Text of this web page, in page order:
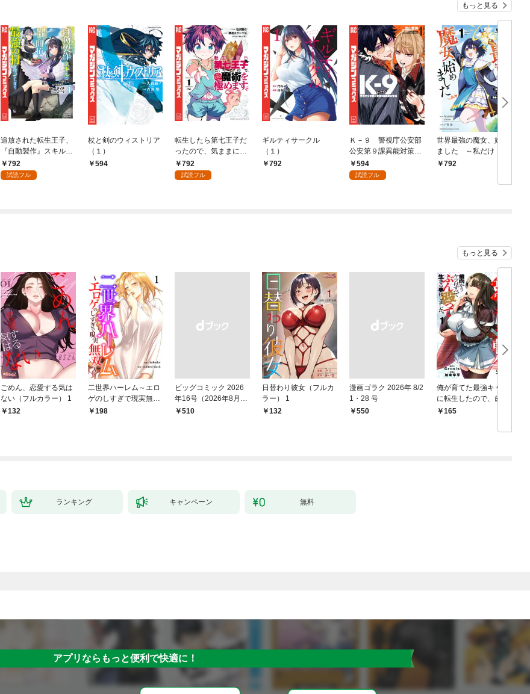
もっと見る
追放された転生王子、
『自動製作』スキルで
領地を爆速で開拓し最
強の村を作ってしまう
792
試読フル
杖と剣のウィストリア
（１）
594
転生したら第七王子だ
ったので、気ままに魔
術を極めます（１）
792
試読フル
ギルティサークル
（１）
792
Ｋ－９ 警視庁公安部
公安第９課異能対策係
（１）
594
試読フル
世界最強の魔女、始め
ました ～私だけ『攻
略サイト』を見れる世
792
もっと見る
ごめん、恋愛する気は
ない（フルカラー） 1
132
二世界ハーレム～エロ
ゲのしすぎで現実無双
～１198
ビッグコミック 2026
年16号（2026年8月7
日発売）
￥510
日替わり彼女（フルカ
ラー） 1
132
漫画ゴラク 2026年 8/2
1・28 号
￥550
俺が育てた最強キャラ
に転生したので、歯向
かうヤツはすべてぶん
165
ランキング キャンペーン 無料
アプリならもっと便利で快適に！